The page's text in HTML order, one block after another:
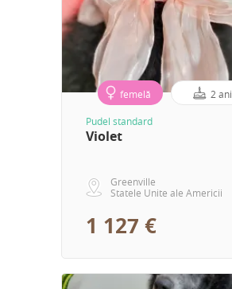
femelă 2 ani
Pudel standard
Violet
Greenville
Statele Unite ale Americii
1 127 €